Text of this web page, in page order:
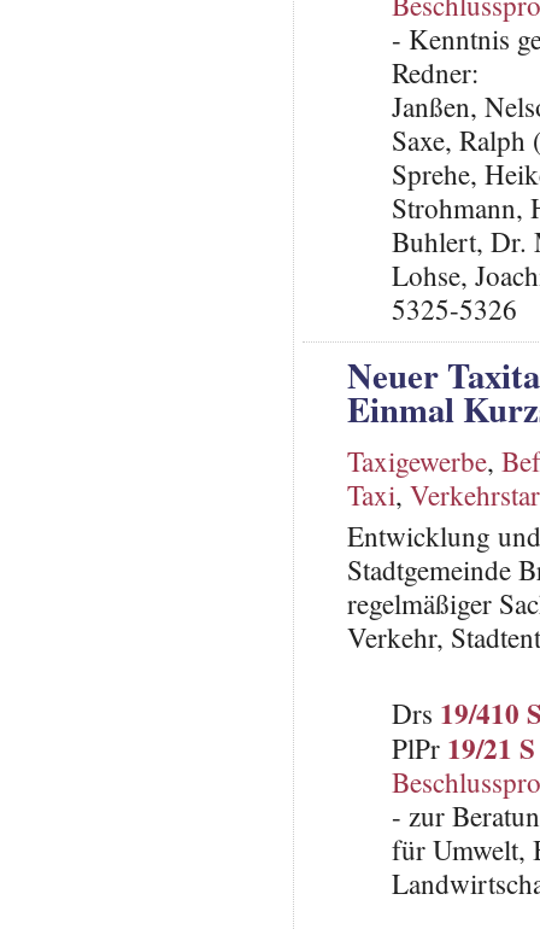
- Kenntnis
Redner:
Janßen,
Saxe,
Sprehe,
Strohmann,
Buhlert, Dr.
Lohse,
5325-5326
Neuer
Einmal
Taxigewerbe,
Taxi,
Entwicklung
Stadtgemeinde
regelmäßiger
Verkehr,
Drs 19/410
PlPr 19/21 S
- zur
für Umwelt,